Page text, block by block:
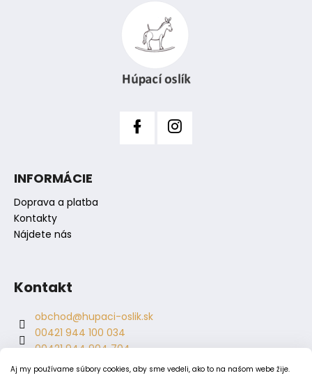
Aj my používame súbory cookies, aby sme vedeli, ako to na našom webe žije.
INFORMÁCIE
Doprava a platba
Kontakty
Nájdete nás
Kontakt
obchod@hupaci-oslik.sk
00421 944 100 034
00421 944 904 704
hupaci.oslik